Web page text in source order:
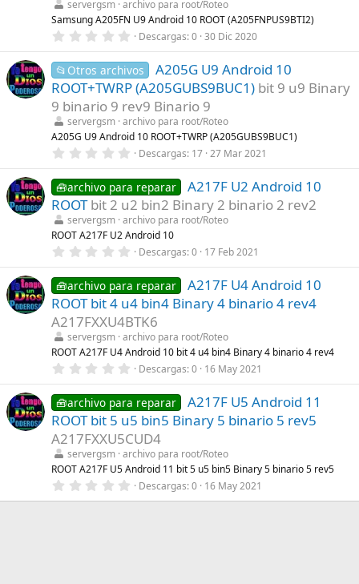
e
a
(
s
)
servergsm archivo para root/Roteo
Samsung A205FN U9 Android 10 ROOT (A205FNPUS9BTI2)
0
0
0
e
s
t
r
e
l
a
(
s
)
Descargas 0 30 Dic 2020
📂Otros archivos
A205G U9 Android 10
ROOT+TWRP (A205GUBS9BUC1) bit 9 u9 Binary
9 binario 9 rev9 Binario 9
servergsm archivo para root/Roteo
A205G U9 Android 10 ROOT+TWRP (A205GUBS9BUC1)
0
0
0
e
s
t
r
e
l
a
(
s
)
Descargas 17 27 Mar 2021
🧰archivo para reparar
A217F U2 Android 10
ROOT bit 2 u2 bin2 Binary 2 binario 2 rev2
servergsm archivo para root/Roteo
ROOT A217F U2 Android 10
0
0
0
e
s
t
r
e
l
a
(
s
)
Descargas 0 17 Feb 2021
🧰archivo para reparar
A217F U4 Android 10
ROOT bit 4 u4 bin4 Binary 4 binario 4 rev4
A217FXXU4BTK6
servergsm archivo para root/Roteo
ROOT A217F U4 Android 10 bit 4 u4 bin4 Binary 4 binario 4 rev4
0
0
0
e
s
t
r
e
l
a
(
Descargas 0 16 May 2021
🧰archivo para reparar
A217F U5 Android 11
ROOT bit 5 u5 bin5 Binary 5 binario 5 rev5
A217FXXU5CUD4
servergsm archivo para root/Roteo
ROOT A217F U5 Android 11 bit 5 u5 bin5 Binary 5 binario 5 rev5
0
0
Descargas 0 16 May 2021